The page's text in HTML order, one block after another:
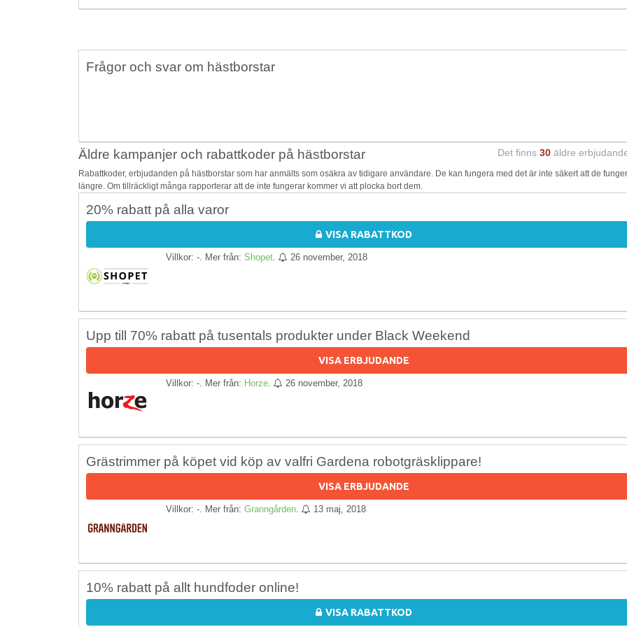
Frågor och svar om hästborstar
Äldre kampanjer och rabattkoder på hästborstar Det finns 30 äldre
Rabattkoder, erbjudanden på hästborstar som har anmälts som osäkra av tidigare användare. De kan fungera med det är inte säkert att de
längre. Om tillräckligt många rapporterar att de inte fungerar kommer vi att plocka bort dem.
20% rabatt på alla varor
VISA RABATTKOD
Villkor: -. Mer från: Shopet 26 november, 2018
Upp till 70% rabatt på tusentals produkter under Black Weekend
VISA ERBJUDANDE
Villkor: -. Mer från: Horze 26 november, 2018
Grästrimmer på köpet vid köp av valfri Gardena robotgräsklippare!
VISA ERBJUDANDE
Villkor: -. Mer från: Granngården 13 maj, 2018
10% rabatt på allt hundfoder online!
VISA RABATTKOD